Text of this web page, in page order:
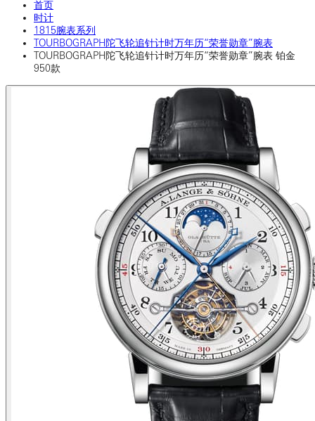
首页
时计
1815腕表系列
TOURBOGRAPH陀飞轮追针计时万年历“荣誉勋章”腕表
TOURBOGRAPH陀飞轮追针计时万年历“荣誉勋章”腕表 铂金
950款